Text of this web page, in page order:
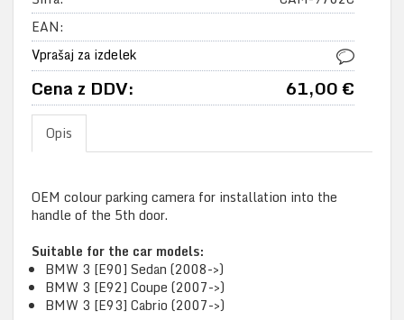
EAN:
Vprašaj za izdelek
Cena z DDV: 61,00 €
Opis
OEM colour parking camera for installation into the
handle of the 5th door.
Suitable for the car models:
BMW 3 [E90] Sedan (2008->)
BMW 3 [E92] Coupe (2007->)
BMW 3 [E93] Cabrio (2007->)